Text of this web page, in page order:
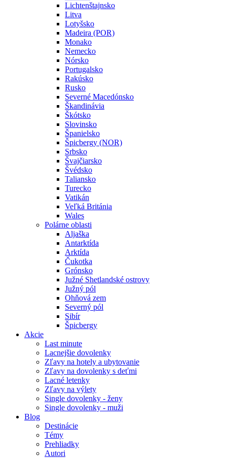
Lichtenštajnsko
Litva
Lotyšsko
Madeira (POR)
Monako
Nemecko
Nórsko
Portugalsko
Rakúsko
Rusko
Severné Macedónsko
Škandinávia
Škótsko
Slovinsko
Španielsko
Špicbergy (NOR)
Srbsko
Švajčiarsko
Švédsko
Taliansko
Turecko
Vatikán
Veľká Británia
Wales
Polárne oblasti
Aljaška
Antarktída
Arktída
Čukotka
Grónsko
Južné Shetlandské ostrovy
Južný pól
Ohňová zem
Severný pól
Sibír
Špicbergy
Akcie
Last minute
Lacnejšie dovolenky
Zľavy na hotely a ubytovanie
Zľavy na dovolenky s deťmi
Lacné letenky
Zľavy na výlety
Single dovolenky - ženy
Single dovolenky - muži
Blog
Destinácie
Témy
Prehliadky
Autori